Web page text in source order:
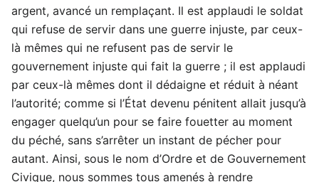
argent, avancé un remplaçant. Il est applaudi le soldat
qui refuse de servir dans une guerre injuste, par ceux-
là mêmes qui ne refusent pas de servir le
gouvernement injuste qui fait la guerre ; il est applaudi
par ceux-là mêmes dont il dédaigne et réduit à néant
l’autorité; comme si l’État devenu pénitent allait jusqu’à
engager quelqu’un pour se faire fouetter au moment
du péché, sans s’arrêter un instant de pécher pour
autant. Ainsi, sous le nom d’Ordre et de Gouvernement
Civique, nous sommes tous amenés à rendre